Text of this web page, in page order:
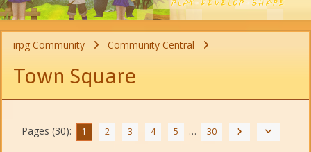
irpg Community Community Central
Town Square
Pages (30): 1 2 3 4 5 … 30